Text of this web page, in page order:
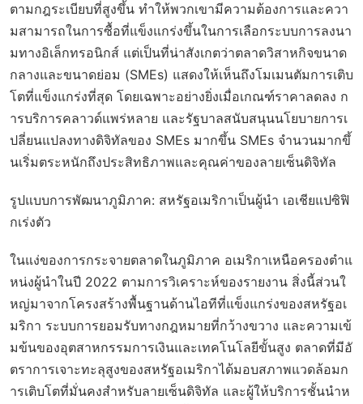
ตามกฎระเบียบที่สูงขึ้น ทำให้พวกเขามีความต้องการและควา
มสามารถในการซื้อที่แข็งแกร่งขึ้นในการเลือกระบบการลงนา
มทางอิเล็กทรอนิกส์ แต่เป็นที่น่าสังเกตว่าตลาดวิสาหกิจขนาด
กลางและขนาดย่อม (SMEs) แสดงให้เห็นถึงโมเมนตัมการเติบ
โตที่แข็งแกร่งที่สุด โดยเฉพาะอย่างยิ่งเมื่อเกณฑ์ราคาลดลง ก
ารบริการคลาวด์แพร่หลาย และรัฐบาลสนับสนุนนโยบายการเ
ปลี่ยนแปลงทางดิจิทัลของ SMEs มากขึ้น SMEs จำนวนมากขึ้
นเริ่มตระหนักถึงประสิทธิภาพและคุณค่าของลายเซ็นดิจิทัล
รูปแบบการพัฒนาภูมิภาค: สหรัฐอเมริกาเป็นผู้นำ เอเชียแปซิฟิ
กเร่งตัว
ในแง่ของการกระจายตลาดในภูมิภาค อเมริกาเหนือครองตำแ
หน่งผู้นำในปี 2022 ตามการวิเคราะห์ของรายงาน สิ่งนี้ส่วนใ
หญ่มาจากโครงสร้างพื้นฐานด้านไอทีที่แข็งแกร่งของสหรัฐอเ
มริกา ระบบการยอมรับทางกฎหมายที่กว้างขวาง และความเข้
มข้นของอุตสาหกรรมการเงินและเทคโนโลยีขั้นสูง ตลาดที่มีอั
ตราการเจาะทะลุสูงของสหรัฐอเมริกาได้มอบสภาพแวดล้อมก
ารเติบโตที่มั่นคงสำหรับลายเซ็นดิจิทัล และผู้ให้บริการชั้นนำห